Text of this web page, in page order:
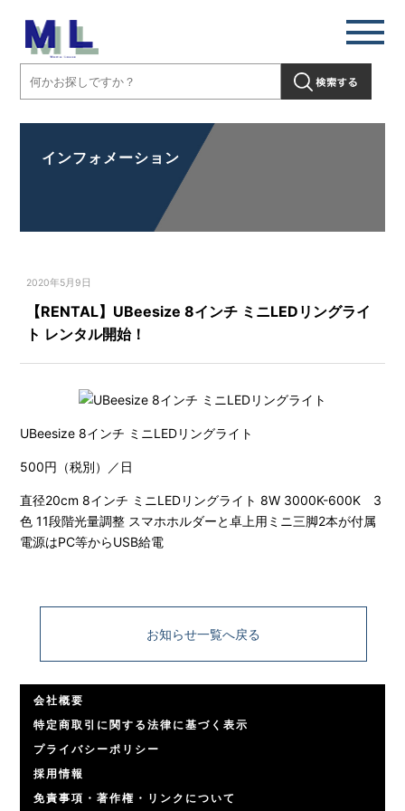
インフォメーション
2020年5月9日
【RENTAL】UBeesize 8インチ ミニLEDリングライ
ト レンタル開始！
UBeesize 8インチ ミニLEDリングライト
500円（税別）／日
直径20cm 8インチ ミニLEDリングライト 8W 3000K-600K 3
色 11段階光量調整 スマホホルダーと卓上用ミニ三脚2本が付属
電源はPC等からUSB給電
お知らせ一覧へ戻る
会社概要
特定商取引に関する法律に基づく表示
プライバシーポリシー
採用情報
免責事項・著作権・リンクについて